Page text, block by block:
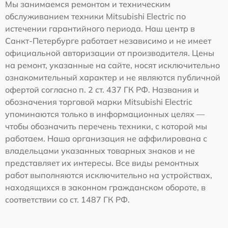
Мы занимаемся ремонтом и техническим
обслуживанием техники Mitsubishi Electric по
истечении гарантийного периода. Наш центр в
Санкт-Петербурге работает независимо и не имеет
официальной авторизации от производителя. Цены
на ремонт, указанные на сайте, носят исключительно
ознакомительный характер и не являются публичной
офертой согласно п. 2 ст. 437 ГК РФ. Названия и
обозначения торговой марки Mitsubishi Electric
упоминаются только в информационных целях —
чтобы обозначить перечень техники, с которой мы
работаем. Наша организация не аффилирована с
владельцами указанных товарных знаков и не
представляет их интересы. Все виды ремонтных
работ выполняются исключительно на устройствах,
находящихся в законном гражданском обороте, в
соответствии со ст. 1487 ГК РФ.